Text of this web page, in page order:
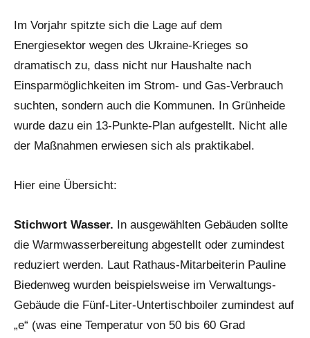
Im Vorjahr spitzte sich die Lage auf dem
Energiesektor wegen des Ukraine-Krieges so
dramatisch zu, dass nicht nur Haushalte nach
Einsparmöglichkeiten im Strom- und Gas-Verbrauch
suchten, sondern auch die Kommunen. In Grünheide
wurde dazu ein 13-Punkte-Plan aufgestellt. Nicht alle
der Maßnahmen erwiesen sich als praktikabel.
Hier eine Übersicht:
Stichwort Wasser. In ausgewählten Gebäuden sollte
die Warmwasserbereitung abgestellt oder zumindest
reduziert werden. Laut Rathaus-Mitarbeiterin Pauline
Biedenweg wurden beispielsweise im Verwaltungs-
Gebäude die Fünf-Liter-Untertischboiler zumindest auf
„e“ (was eine Temperatur von 50 bis 60 Grad